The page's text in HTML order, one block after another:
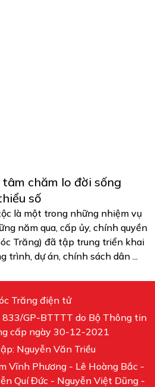
chăm lo đời sống
số
là một trong những nhiệm vụ
năm qua, cấp ủy, chính quyền
Trăng) đã tập trung triển khai
trình, dự án, chính sách dân ...
Trăng điện tử
GP-BTTTT do Bộ Thông tin
cấp ngày 30-12-2021
Nguyễn Văn Triều
Vĩnh Phương - Lê Hoàng Bắc -
Quí Đức - Nguyễn Việt Dũng -